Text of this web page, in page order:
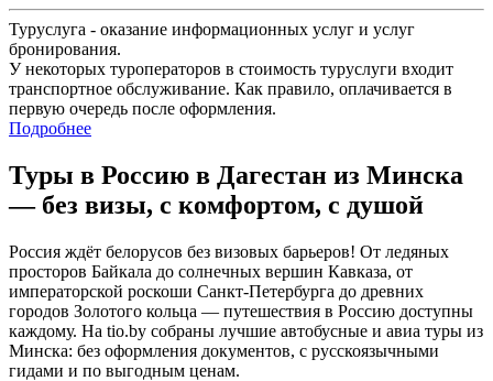
Туруслуга - оказание информационных услуг и услуг
бронирования.
У некоторых туроператоров в стоимость туруслуги входит
транспортное обслуживание. Как правило, оплачивается в
первую очередь после оформления.
Подробнее
Туры в Россию в Дагестан из Минска
— без визы, с комфортом, с душой
Россия ждёт белорусов без визовых барьеров! От ледяных
просторов Байкала до солнечных вершин Кавказа, от
императорской роскоши Санкт-Петербурга до древних
городов Золотого кольца — путешествия в Россию доступны
каждому. На tio.by собраны лучшие автобусные и авиа туры из
Минска: без оформления документов, с русскоязычными
гидами и по выгодным ценам.